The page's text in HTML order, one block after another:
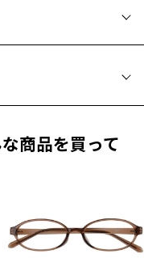
知りたい方へ
間は初期の期間から
をお選びのうえ、
求めください。
ズ交換券」はお選び
商品を買って